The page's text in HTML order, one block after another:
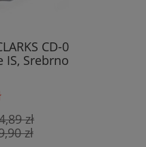
CD-08
Srebrno-
zł
zł